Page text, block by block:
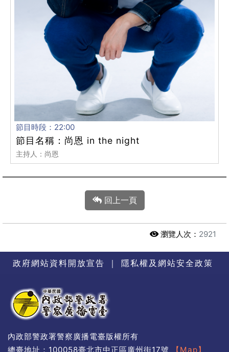
節目時段：22:00
節目名稱：尚恩 in the night
主持人：尚恩
回上一頁
瀏覽人次： 2921
政府網站資料開放宣告 ｜ 隱私權及網站安全政策
內政部警政署警察廣播電臺版權所有
總臺地址：100058臺北市中正區廣州街17號
【Map】